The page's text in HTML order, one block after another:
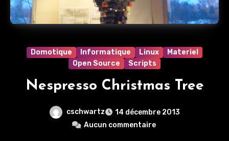
Domotique Informatique Linux
Materiel
Open Source
Scripts
Nespresso Christmas Tree
cschwartz
14 décembre 2013
Aucun commentaire